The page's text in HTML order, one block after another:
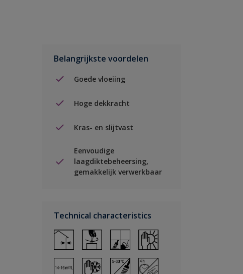
Belangrijkste voordelen
Goede vloeiing
Hoge dekkracht
Kras- en slijtvast
Eenvoudige
laagdiktebeheersing,
gemakkelijk verwerkbaar
Technical characteristics